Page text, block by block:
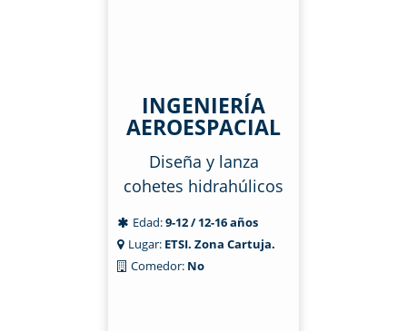
INGENIERÍA
AEROESPACIAL
Diseña y lanza
cohetes hidrahúlicos
Edad:9-12 / 12-16 años
Lugar: ETSI. Zona Cartuja.
Comedor: No